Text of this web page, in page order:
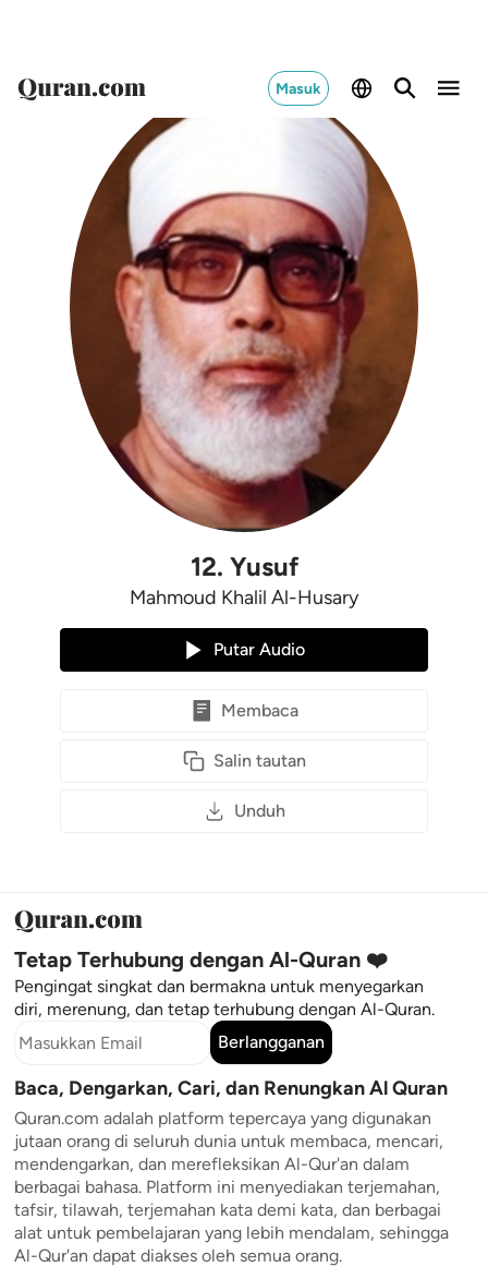
Masuk
12. Yusuf
Mahmoud Khalil Al-Husary
Putar Audio
Membaca
Salin tautan
Unduh
Tetap Terhubung dengan Al-Quran ❤️
Pengingat singkat dan bermakna untuk menyegarkan
diri, merenung, dan tetap terhubung dengan Al-Quran.
Berlangganan
Baca, Dengarkan, Cari, dan Renungkan Al Quran
Quran.com adalah platform tepercaya yang digunakan
jutaan orang di seluruh dunia untuk membaca, mencari,
mendengarkan, dan merefleksikan Al-Qur'an dalam
berbagai bahasa. Platform ini menyediakan terjemahan,
tafsir, tilawah, terjemahan kata demi kata, dan berbagai
alat untuk pembelajaran yang lebih mendalam, sehingga
Al-Qur'an dapat diakses oleh semua orang.